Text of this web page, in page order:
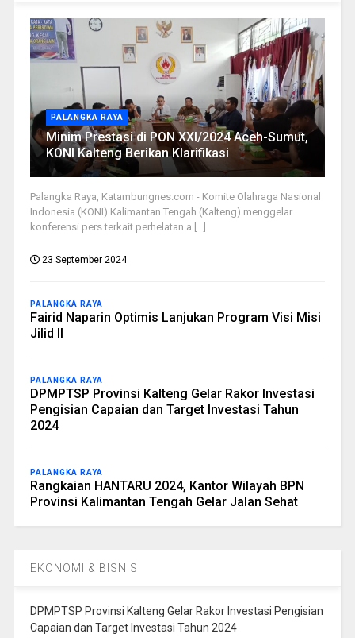
PALANGKA RAYA
Minim Prestasi di PON XXI/2024 Aceh-Sumut,
KONI Kalteng Berikan Klarifikasi
Palangka Raya, Katambungnes.com - Komite Olahraga Nasional
Indonesia (KONI) Kalimantan Tengah (Kalteng) menggelar
konferensi pers terkait perhelatan a [...]
23 September 2024
PALANGKA RAYA
Fairid Naparin Optimis Lanjukan Program Visi Misi
Jilid II
PALANGKA RAYA
DPMPTSP Provinsi Kalteng Gelar Rakor Investasi
Pengisian Capaian dan Target Investasi Tahun
2024
PALANGKA RAYA
Rangkaian HANTARU 2024, Kantor Wilayah BPN
Provinsi Kalimantan Tengah Gelar Jalan Sehat
EKONOMI & BISNIS
DPMPTSP Provinsi Kalteng Gelar Rakor Investasi Pengisian
Capaian dan Target Investasi Tahun 2024